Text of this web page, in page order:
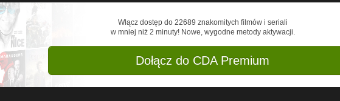
Włącz dostęp do 22689 znakomitych filmów i seriali
w mniej niż 2 minuty! Nowe, wygodne metody aktywacji.
Dołącz do CDA Premium